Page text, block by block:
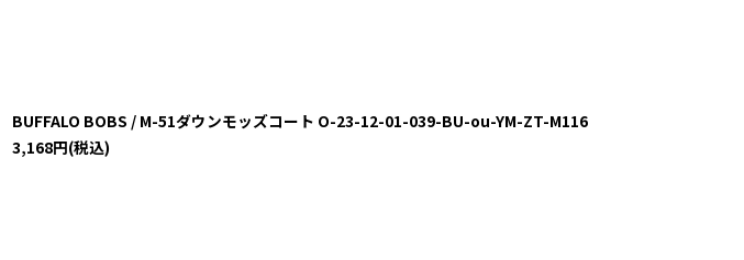
BUFFALO BOBS / M-51ダウンモッズコート O-23-12-01-039-BU-ou-YM-ZT-M116
3,168円(税込)